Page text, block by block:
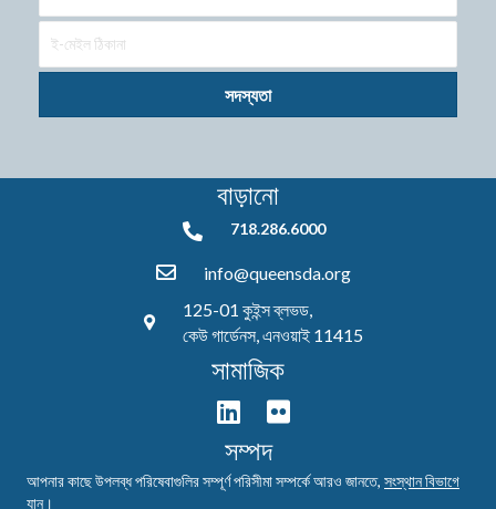
সদস্যতা
বাড়ানো
718.286.6000718.286.6000
info@queensda.org
125-01 কুইন্স ব্লভড,
কেউ গার্ডেনস, এনওয়াই 11415
সামাজিক
সম্পদ
আপনার কাছে উপলব্ধ পরিষেবাগুলির সম্পূর্ণ পরিসীমা সম্পর্কে আরও জানতে, সংস্থান বিভাগে
যান।